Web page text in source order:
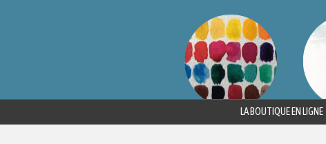
LA BOUTIQUE EN LIGNE